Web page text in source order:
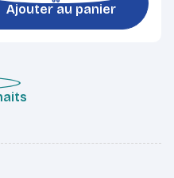
Ajouter au panier